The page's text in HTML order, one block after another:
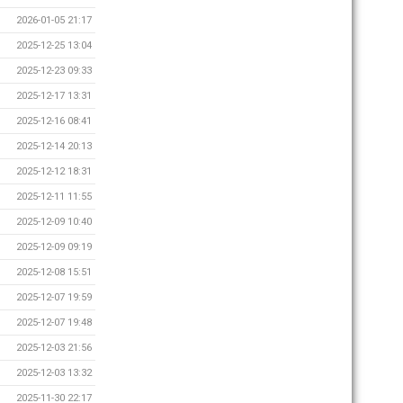
2026-01-05 21:17
2025-12-25 13:04
2025-12-23 09:33
2025-12-17 13:31
2025-12-16 08:41
2025-12-14 20:13
2025-12-12 18:31
2025-12-11 11:55
2025-12-09 10:40
2025-12-09 09:19
2025-12-08 15:51
2025-12-07 19:59
2025-12-07 19:48
2025-12-03 21:56
2025-12-03 13:32
2025-11-30 22:17